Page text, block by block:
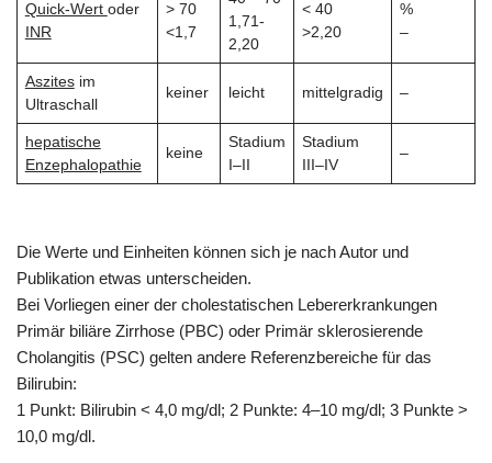
Quick-Wert oder
INR
> 70
<1,7
1,71-
2,20
< 40
>2,20
%
–
Aszitesim
Ultraschall
keiner leicht mittelgradig –
hepatische
Enzephalopathie
keine
Stadium
I–II
Stadium
III–IV
–
Die Werte und Einheiten können sich je nach Autor und
Publikation etwas unterscheiden.
Bei Vorliegen einer der cholestatischen Lebererkrankungen
Primär biliäre Zirrhose (PBC) oder Primär sklerosierende
Cholangitis (PSC) gelten andere Referenzbereiche für das
Bilirubin:
1 Punkt: Bilirubin < 4,0 mg/dl; 2 Punkte: 4–10 mg/dl; 3 Punkte >
10,0 mg/dl.